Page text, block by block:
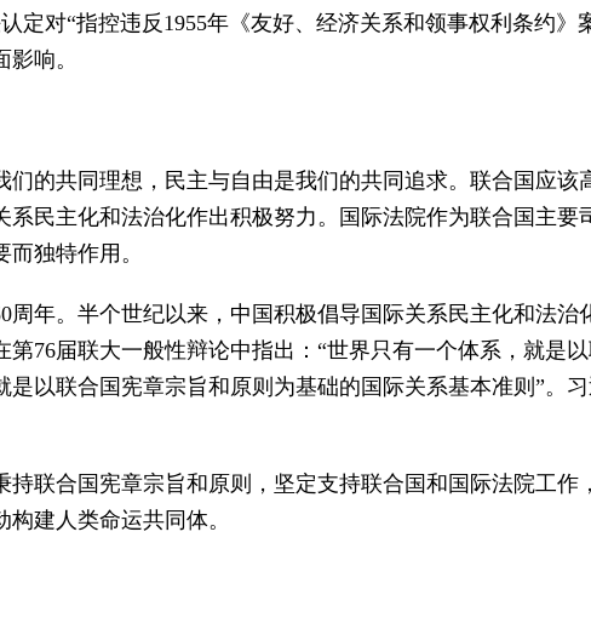
定对“指控违反1955年《友好、经济关系和领事权利条约
响。
的共同理想，民主与自由是我们的共同追求。联合国应该
民主化和法治化作出积极努力。国际法院作为联合国主
独特作用。
年。半个世纪以来，中国积极倡导国际关系民主化和法
76届联大一般性辩论中指出：“世界只有一个体系，就是
以联合国宪章宗旨和原则为基础的国际关系基本准则”。
联合国宪章宗旨和原则，坚定支持联合国和国际法院工
建人类命运共同体。